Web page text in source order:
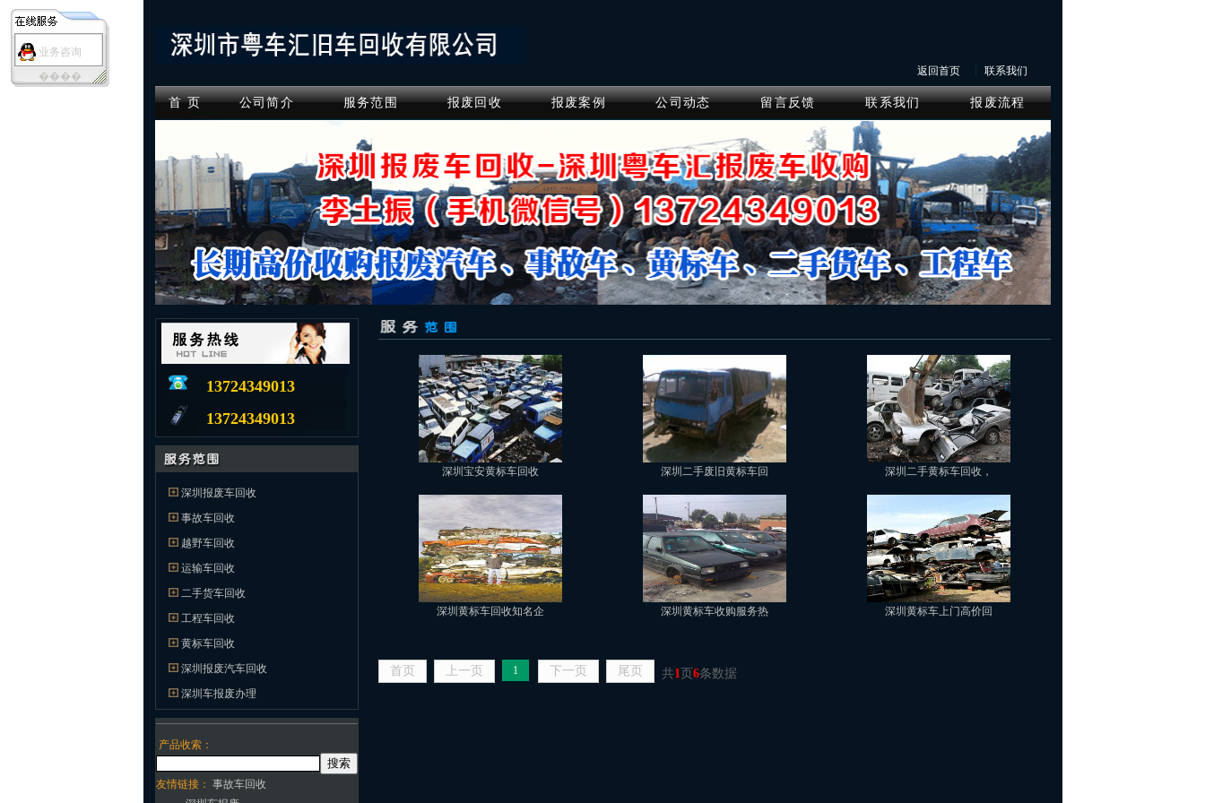
返回首页┊ 联系我们
首 页 公司简介 服务范围 报废回收 报废案例 公司动态 留言反馈 联系我们 报废流程
业务咨询
����
13724349013
13724349013
深圳报废车回收
事故车回收
越野车回收
运输车回收
二手货车回收
工程车回收
黄标车回收
深圳报废汽车回收
深圳车报废办理
产品收索：
友情链接： 事故车回收
深圳宝安黄标车回收 深圳二手废旧黄标车回 深圳二手黄标车回收，
深圳黄标车回收知名企 深圳黄标车收购服务热 深圳黄标车上门高价回
首页 上一页 1 下一页 尾页 共1页 6条数据